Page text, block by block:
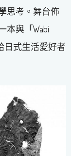
思考。舞台佈
本與「Wabi
日式生活愛好者